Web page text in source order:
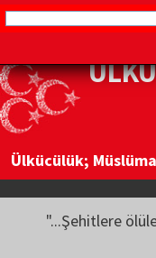
Ülkücülük;
"...Şehitlere